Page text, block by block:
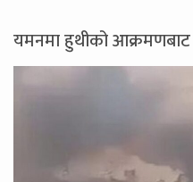
यमनमा हुथीको